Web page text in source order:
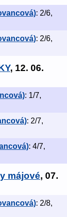
: 2/6,
: 2/6,
, 12. 06.
: 1/7,
: 2/7,
: 4/7,
májové, 07.
: 2/8,